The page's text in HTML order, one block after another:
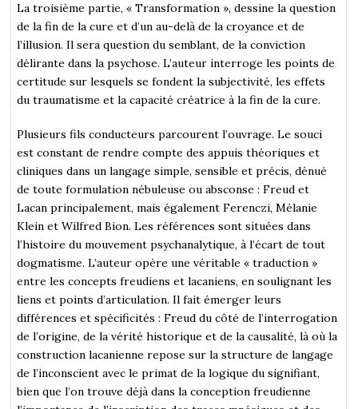
La troisième partie, « Transformation », dessine la question
de la fin de la cure et d’un au-delà de la croyance et de
l’illusion. Il sera question du semblant, de la conviction
délirante dans la psychose. L’auteur interroge les points de
certitude sur lesquels se fondent la subjectivité, les effets
du traumatisme et la capacité créatrice à la fin de la cure.
Plusieurs fils conducteurs parcourent l’ouvrage. Le souci
est constant de rendre compte des appuis théoriques et
cliniques dans un langage simple, sensible et précis, dénué
de toute formulation nébuleuse ou absconse : Freud et
Lacan principalement, mais également Ferenczi, Mélanie
Klein et Wilfred Bion. Les références sont situées dans
l’histoire du mouvement psychanalytique, à l’écart de tout
dogmatisme. L’auteur opère une véritable « traduction »
entre les concepts freudiens et lacaniens, en soulignant les
liens et points d’articulation. Il fait émerger leurs
différences et spécificités : Freud du côté de l’interrogation
de l’origine, de la vérité historique et de la causalité, là où la
construction lacanienne repose sur la structure de langage
de l’inconscient avec le primat de la logique du signifiant,
bien que l’on trouve déjà dans la conception freudienne